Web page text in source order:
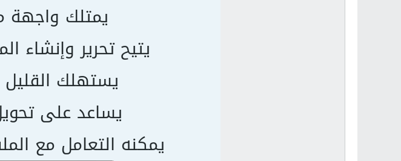
يمتلك واجهة
يتيح تحرير وإنشاء
يستهلك القليل
يساعد على
يمكنه التعامل مع